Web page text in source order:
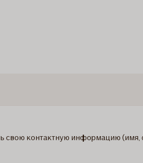
свою контактную информацию